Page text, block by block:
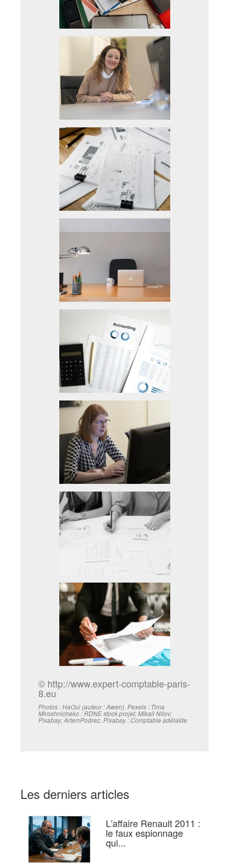
© http://www.expert-comptable-paris-
8.eu
Photos : HaOui (auteur : Awen). Pexels : Tima
Miroshnicheko ; RDNE stock projet; Mikail Nilov;
Pixabay; ArtemPodrez. Pixabay : Comptable adélaïde
Les derniers articles
L'affaire Renault 2011 :
le faux espionnage
qui...